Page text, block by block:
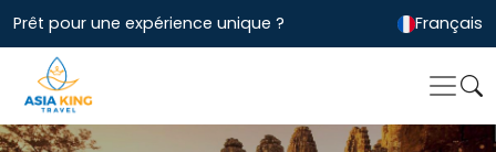
Prêt pour une expérience unique ? Français